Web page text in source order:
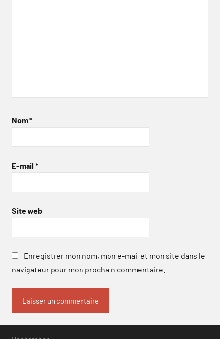
Nom*
E-mail *
Site web
Enregistrer mon nom, mon e-mail et mon site dans le
navigateur pour mon prochain commentaire.